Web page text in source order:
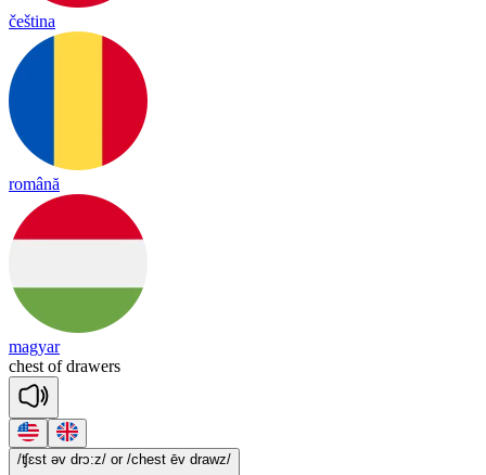
čeština
română
magyar
chest of drawers
/ʧɛst əv drɔ:z/ or /chest ēv drawz/